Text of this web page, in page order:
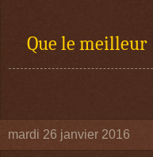
Que le meilleur
mardi 26 janvier 2016